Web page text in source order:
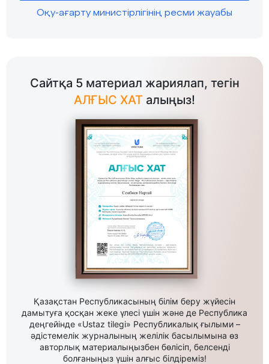
Оқу-ағарту министірлігінің ресми жауабы
Сайтқа 5 материал жариялап, тегін
АЛҒЫС ХАТ алыңыз!
Қазақстан Республикасының білім беру жүйесін
дамытуға қосқан жеке үлесі үшін және де Республика
деңгейінде «Ustaz tilegi» Республикалық ғылыми –
әдістемелік журналының желілік басылымына өз
авторлық материалыңызбен бөлісіп, белсенді
болғаныңыз үшін алғыс білдіреміз!